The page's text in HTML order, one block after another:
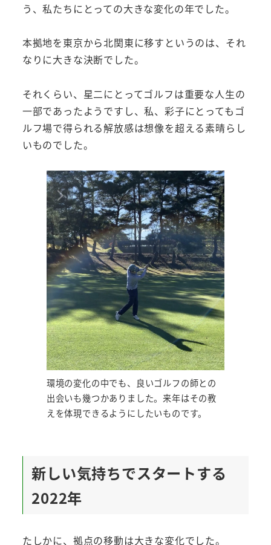
う、私たちにとっての大きな変化の年でした。
本拠地を東京から北関東に移すというのは、それ
なりに大きな決断でした。
それくらい、星二にとってゴルフは重要な人生の
一部であったようですし、私、彩子にとってもゴ
ルフ場で得られる解放感は想像を超える素晴らし
いものでした。
環境の変化の中でも、良いゴルフの師との
出会いも幾つかありました。来年はその教
えを体現できるようにしたいものです。
新しい気持ちでスタートする
2022年
たしかに、拠点の移動は大きな変化でした。